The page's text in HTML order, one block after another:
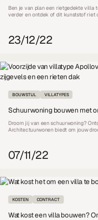
Ben je van plan een rietgedekte villa
verder en ontdek of dit kunststof riet
23/12/22
BOUWSTIJL VILLATYPES
Schuurwoning bouwen met
Droom jij van een schuurwoning?
Architectuurwonen biedt om jouw
07/11/22
KOSTEN CONTRACT
Wat kost een villa bouwen?